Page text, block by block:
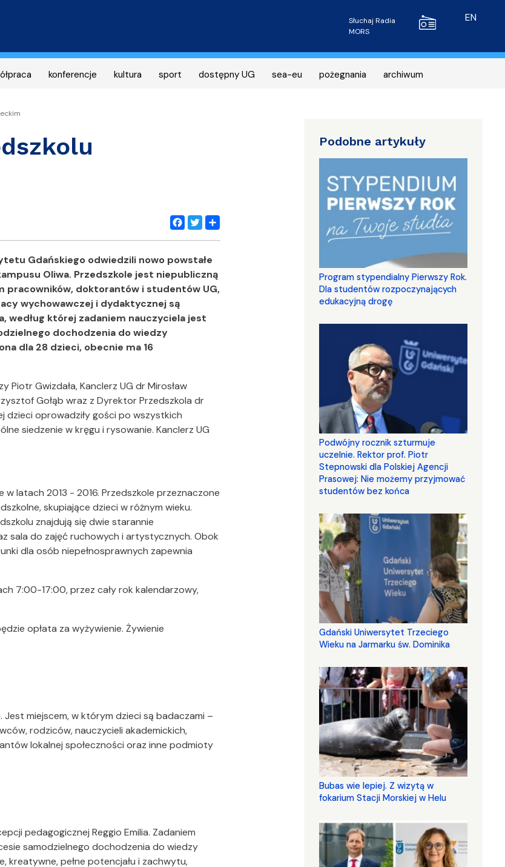
Radio MORS
Słuchaj Radia
MORS
EN
konferencje kultura sport dostępny UG sea-eu pożegnania archiwum
Facebook
Twitter
Share
Gdańskiego odwiedzili nowo powstałe
Oliwa. Przedszkole jest niepubliczną
pracowników, doktorantów i studentów UG,
wychowawczej i dydaktycznej są
według której zadaniem nauczyciela jest
dochodzenia do wiedzy
dla 28 dzieci, obecnie ma 16
Gwizdała, Kanclerz UG dr Mirosław
Gołąb wraz z Dyrektor Przedszkola dr
dzieci oprowadziły gości po wszystkich
siedzenie w kręgu i rysowanie. Kanclerz UG
latach 2013 - 2016. Przedszkole przeznaczone
skupiające dzieci w różnym wieku.
znajdują się dwie starannie
sala do zajęć ruchowych i artystycznych. Obok
dla osób niepełnosprawnych zapewnia
7:00-17:00, przez cały rok kalendarzowy,
opłata za wyżywienie. Żywienie
miejscem, w którym dzieci są badaczami –
rodziców, nauczycieli akademickich,
lokalnej społeczności oraz inne podmioty
pedagogicznej Reggio Emilia. Zadaniem
samodzielnego dochodzenia do wiedzy
kreatywne, pełne potencjału i zachwytu,
Podobne artykuły
Program stypendialny Pierwszy Rok.
Dla studentów rozpoczynających
edukacyjną drogę
Podwójny rocznik szturmuje
uczelnie. Rektor prof. Piotr
Stepnowski dla Polskiej Agencji
Prasowej: Nie możemy przyjmować
studentów bez końca
Gdański Uniwersytet Trzeciego
Wieku na Jarmarku św. Dominika
Bubas wie lepiej. Z wizytą w
fokarium Stacji Morskiej w Helu